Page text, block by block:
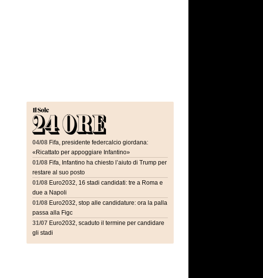
04/08 Fifa, presidente federcalcio giordana:
«Ricattato per appoggiare Infantino»
01/08 Fifa, Infantino ha chiesto l’aiuto di Trump per
restare al suo posto
01/08 Euro2032, 16 stadi candidati: tre a Roma e
due a Napoli
01/08 Euro2032, stop alle candidature: ora la palla
passa alla Figc
31/07 Euro2032, scaduto il termine per candidare
gli stadi